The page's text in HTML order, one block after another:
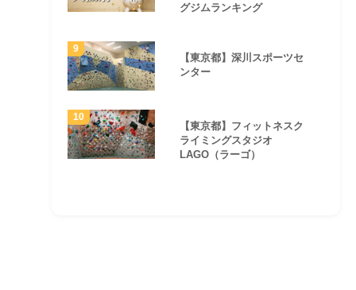
グジムランキング
【東京都】深川スポーツセ
ンター
【東京都】フィットネスク
ライミングスタジオ
LAGO（ラーゴ）